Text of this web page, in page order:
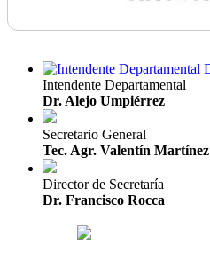
Intendente Departamental
Dr. Alejo Umpiérrez
Secretario General
Tec. Agr. Valentín Martínez
Director de Secretaría
Dr. Francisco Rocca